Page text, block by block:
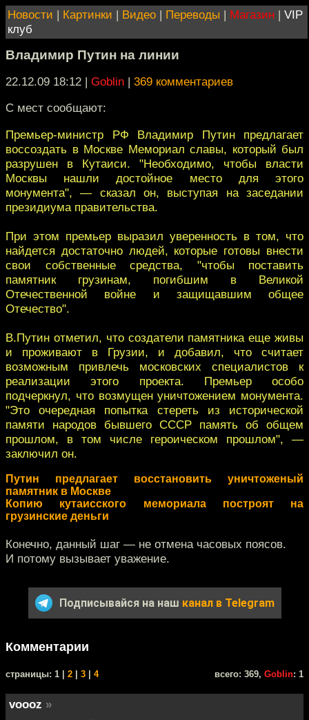
Новости | Картинки | Видео | Переводы | Магазин | VIP
клуб
Владимир Путин на линии
22.12.09 18:12 | Goblin | 369 комментариев
С мест сообщают:
Премьер-министр РФ Владимир Путин предлагает
воссоздать в Москве Мемориал славы, который был
разрушен в Кутаиси. "Необходимо, чтобы власти
Москвы нашли достойное место для этого
монумента", — сказал он, выступая на заседании
президиума правительства.
При этом премьер выразил уверенность в том, что
найдется достаточно людей, которые готовы внести
свои собственные средства, "чтобы поставить
памятник грузинам, погибшим в Великой
Отечественной войне и защищавшим общее
Отечество".
В.Путин отметил, что создатели памятника еще живы
и проживают в Грузии, и добавил, что считает
возможным привлечь московских специалистов к
реализации этого проекта. Премьер особо
подчеркнул, что возмущен уничтожением монумента.
"Это очередная попытка стереть из исторической
памяти народов бывшего СССР память об общем
прошлом, в том числе героическом прошлом", —
заключил он.
Путин предлагает восстановить уничтоженый
памятник в Москве
Копию кутаисского мемориала построят на
грузинские деньги
Конечно, данный шаг — не отмена часовых поясов.
И потому вызывает уважение.
Подписывайся на наш канал в Telegram
Комментарии
cтраницы: 1 | 2 3 4 всего: 369, Goblin: 1
voooz »